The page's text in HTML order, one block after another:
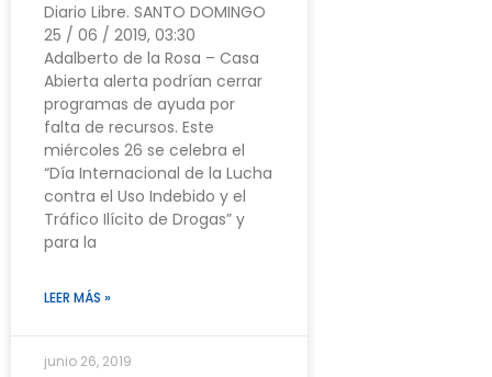
Diario Libre. SANTO DOMINGO
25 / 06 / 2019, 03:30
Adalberto de la Rosa – Casa
Abierta alerta podrían cerrar
programas de ayuda por
falta de recursos. Este
miércoles 26 se celebra el
“Día Internacional de la Lucha
contra el Uso Indebido y el
Tráfico Ilícito de Drogas” y
para la
LEER MÁS »
junio 26, 2019